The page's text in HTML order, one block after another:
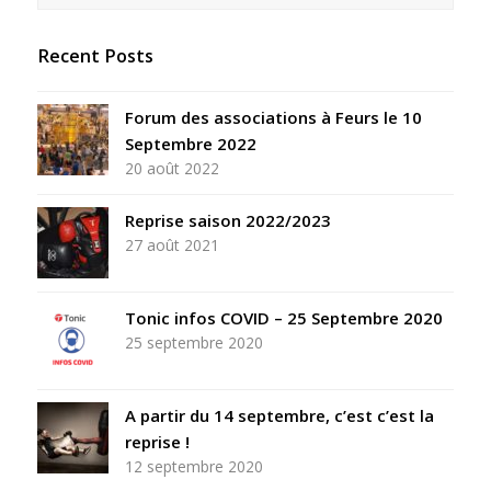
Recent Posts
Forum des associations à Feurs le 10
Septembre 2022
20 août 2022
Reprise saison 2022/2023
27 août 2021
Tonic infos COVID – 25 Septembre 2020
25 septembre 2020
A partir du 14 septembre, c’est c’est la
reprise !
12 septembre 2020